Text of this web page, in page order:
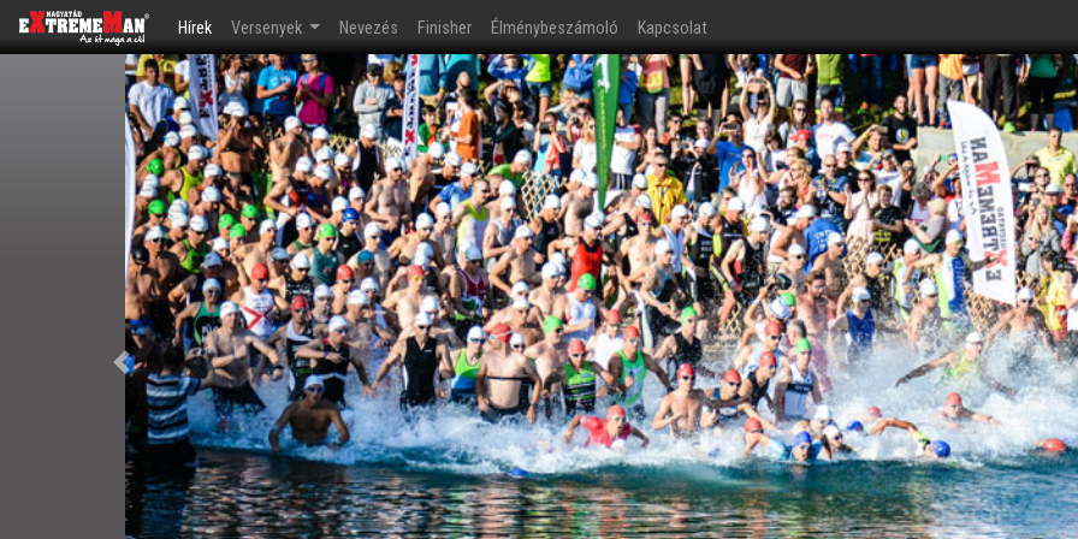
Hírek(current)
Versenyek Nevezés Finisher Élménybeszámoló Kapcsolat
Előző